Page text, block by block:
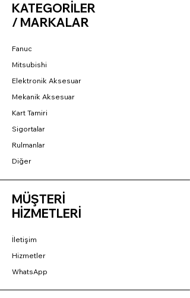
KATEGORİLER
/ MARKALAR
Fanuc
Mitsubishi
Elektronik Aksesuar
Mekanik Aksesuar
Kart Tamiri
Sigortalar
Rulmanlar
Diğer
MÜŞTERİ
HİZMETLERİ
İletişim
Hizmetler
WhatsApp